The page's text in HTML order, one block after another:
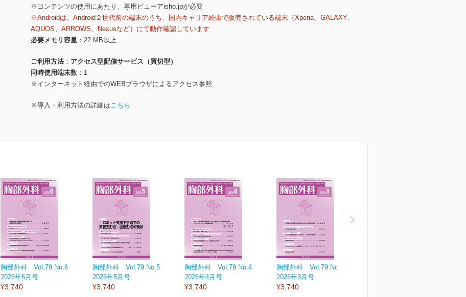
※コンテンツの使用にあたり、専用ビューアisho.jpが必要
※Androidは、Android２世代前の端末のうち、国内キャリア経由で販売されている端末（Xperia、GALAXY、
AQUOS、ARROWS、Nexusなど）にて動作確認しています
必要メモリ容量
22 MB以上
ご利用方法
アクセス型配信サービス（買切型）
同時使用端末数
1
※インターネット経由でのWEBブラウザによるアクセス参照
※導入・利用方法の詳細はこちら
胸部外科 Vol.79 No.6
2026年6月号
¥3,740
胸部外科 Vol.79 No.5
2026年5月号
¥3,740
胸部外科 Vol.79 No.4
2026年4月号
¥3,740
胸部外科 Vol.79 No.3
2026年3月号
¥3,740